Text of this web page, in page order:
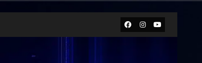
Facebook
Instagram
Youtube